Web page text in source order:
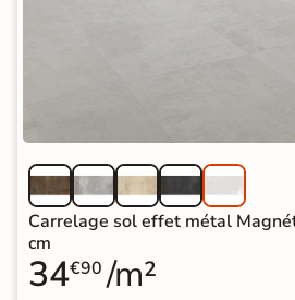
Carrelage sol effet métal
cm
34€90 /m²